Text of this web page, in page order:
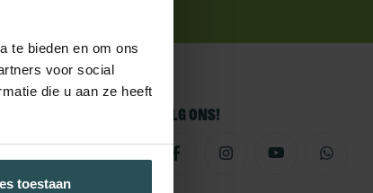
te bieden en om ons
voor social
die u aan ze heeft
toestaan
Volg ons!